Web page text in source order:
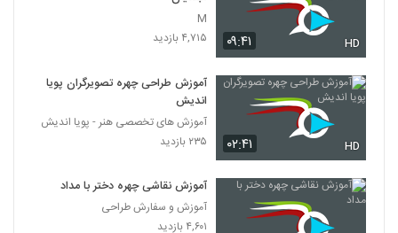
۰۹:۴۱ HD
M
۴,۷۱۵ بازدید
۰۲:۴۱ HD
آموزش طراحی چهره تصویرگران پویا
اندیش
آموزش های تخصصی هنر - پویا اندیش
۲۳۵ بازدید
آموزش نقاشی چهره دختر با مداد
آموزش و سفارش طراحی
۴,۶۰۱ بازدید